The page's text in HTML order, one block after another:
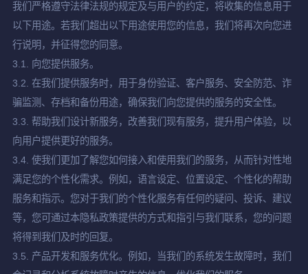
我们严格遵守法律法规的规定及与用户的约定，将收集的信息用于
以下用途。若我们超出以下用途使用您的信息，我们将再次向您进
行说明，并征得您的同意。
3.1. 向您提供服务。
3.2. 在我们提供服务时，用于身份验证、客户服务、安全防范、诈
骗监测、存档和备份用途，确保我们向您提供的服务的安全性。
3.3. 帮助我们设计新服务，改善我们现有服务，提升用户体验，以
向用户提供更好的服务。
3.4. 使我们更加了解您如何接入和使用我们的服务，从而针对性地
满足您的个性化需求。例如，语言设定、位置设定、个性化的帮助
服务和指示。您对于我们的个性化服务有任何的疑问、投诉、建议
等，您可通过本隐私政策提供的方式和指引与我们联系，您的问题
将得到我们及时的回复。
3.5. 产品开发和服务优化。例如，当我们的系统发生故障时，我们